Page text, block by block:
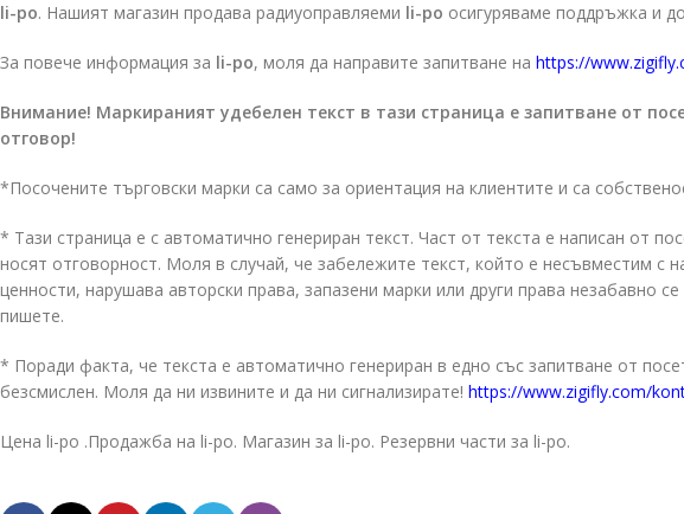
li-po. Нашият магазин продава радиуоправляеми li-po осигуряваме поддръжка и
За повече информация за li-po, моля да направите запитване на https://
Внимание! Маркираният удебелен текст в тази страница е запитване от
отговор!
*Посочените търговски марки са само за ориентация на клиентите и са
* Тази страница е с автоматично генериран текст. Част от текста е написан от
носят отговорност. Моля в случай, че забележите текст, който е несъвместим с
ценности, нарушава авторски права, запазени марки или други права незабавно
пишете.
* Поради факта, че текста е автоматично генериран в едно със запитване от
безсмислен. Моля да ни извините и да ни сигнализирате! https://www.zigifly.com/
Цена li-po .Продажба на li-po. Магазин за li-po. Резервни части за li-po.